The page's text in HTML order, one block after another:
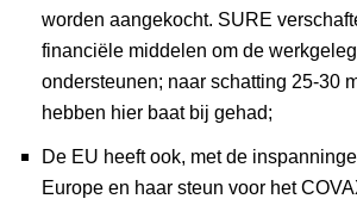
worden aangekocht. SURE
financiële middelen om de
ondersteunen; naar schatting 25-30
hebben hier baat bij gehad;
De EU heeft ook, met de
Europe en haar steun voor het